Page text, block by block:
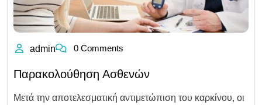
admin 0 Comments
Παρακολούθηση Ασθενών
Μετά την αποτελεσματική αντιμετώπιση του καρκίνου, οι